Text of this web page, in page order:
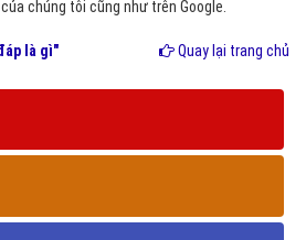
chúng tôi cũng như trên Google.
là gì" Quay lại trang chủ